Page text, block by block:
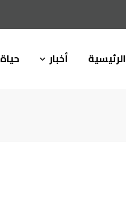
الرئيسية أخبار حياة